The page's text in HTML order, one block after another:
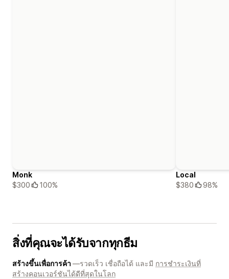
Monk
$300
100%
Local
$380
98%
สิ่งที่คุณจะได้รับจากทุกธีม
สร้างขึ้นเพื่อการค้า —รวดเร็ว เชื่อถือได้ และมี การชำระเงินที่
สร้างคอนเวอร์ชันได้ดีที่สุดในโลก